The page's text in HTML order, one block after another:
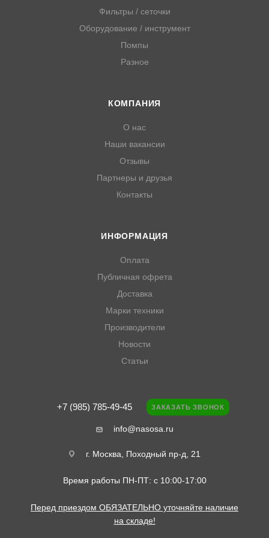
Фильтры / сеточки
Оборудование / инструмент
Помпы
Разное
КОМПАНИЯ
О нас
Наши вакансии
Отзывы
Партнеры и друзья
Контакты
ИНФОРМАЦИЯ
Оплата
Публичная офрета
Доставка
Марки техники
Производители
Новости
Статьи
+7 (985) 785-49-45 ЗАКАЗАТЬ ЗВОНОК
info@nasosa.ru
г. Москва, Походный пр-д, 21
Время работы ПН-ПТ: с 10:00-17:00
Перед приездом ОБЯЗАТЕЛЬНО уточняйте наличие
на складе!